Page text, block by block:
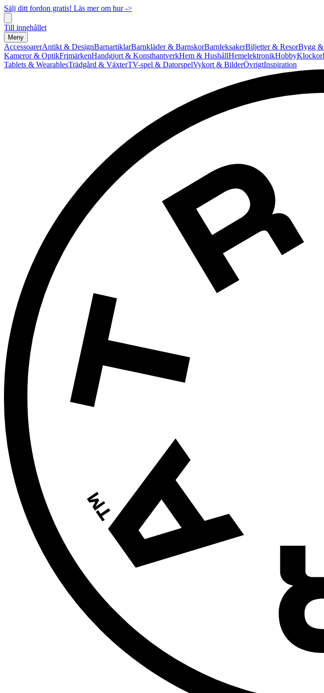
Sälj ditt fordon gratis! Läs mer om hur ->
Till innehållet
Meny
AccessoarerAntikt & DesignBarnartiklarBarnkläder & BarnskorBarnleksakerBiljetter & ResorBygg
Kameror & OptikFrimärkenHandgjort & KonsthantverkHem & HushållHemelektronikHobbyKlockor
Tablets & WearablesTrädgård & VäxterTV-spel & DatorspelVykort & BilderÖvrigtInspiration